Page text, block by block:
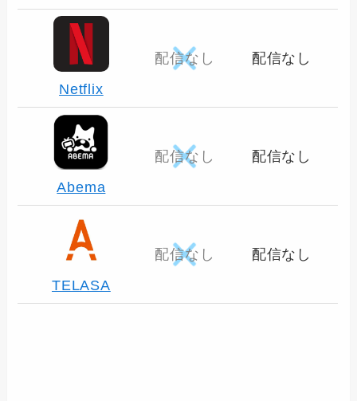
Netflix
配信なし 配信なし
Abema
配信なし 配信なし
TELASA
配信なし 配信なし